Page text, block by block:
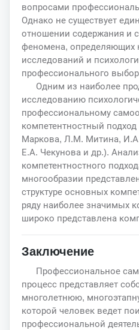
вопросами
Однако не существует
отношении содержания и
феномена, определяющих
исследований и
профессионального
Одним из наиболее
исследованию
профессиональному
компетентностный
Маркова, Л.М. Митина,
Е.А. Чекунова и др.).
компетентностного
многообразии
структуре основных
ряду наиболее значимых
широко представлена
Заключение
Профессиональное
процесс представляет
многолетнюю,
которой человек ведет
профессиональной